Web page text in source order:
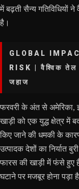
में बढ़ती सैन्य गतिविधियों ने
है।
GLOBAL
RISK | वैश्विक
जहाज
फरवरी के अंत से अमेरिका,
खाड़ी को एक युद्ध क्षेत्र में
किए जाने की धमकी के
उत्पादक देशों का निर्यात
फारस की खाड़ी में फंसे हुए
घटाने पर मजबूर होना पड़ा